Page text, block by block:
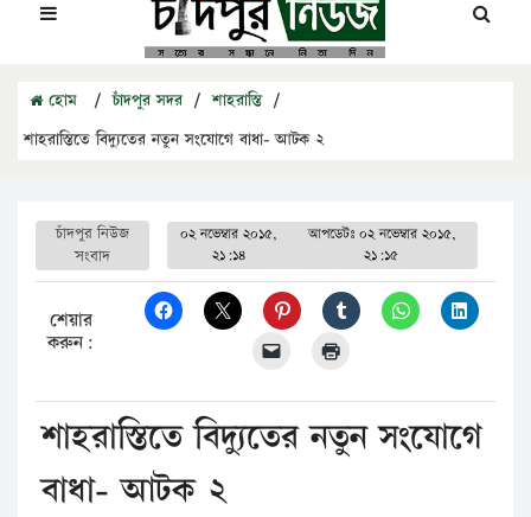
হোম / চাঁদপুর সদর / শাহরাস্তি /
শাহরাস্তিতে বিদ্যুতের নতুন সংযোগে বাধা- আটক ২
চাঁদপুর নিউজ
সংবাদ
০২ নভেম্বার ২০১৫,
২১:১৪
আপডেটঃ ০২ নভেম্বার ২০১৫,
২১:১৫
শেয়ার
করুন:
শাহরাস্তিতে বিদ্যুতের নতুন সংযোগে
বাধা- আটক ২